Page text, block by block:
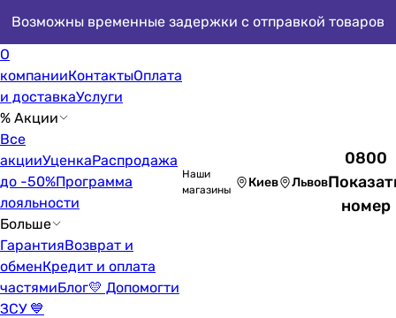
Возможны временные задержки с отправкой товаров
О
компанииКонтактыОплата
и доставкаУслуги
% Акции
Все
акцииУценкаРаспродажа
до -50%Программа
лояльности
Больше
ГарантияВозврат и
обменКредит и оплата
частямиБлог💛 Допомогти
ЗСУ 💙
Наши
магазины
Киев Львов
0800
номер